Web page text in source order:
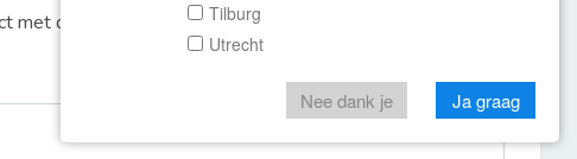
de aanbieder of makelaar van de woning.
Tilburg
Utrecht
Nee dank je Ja graag